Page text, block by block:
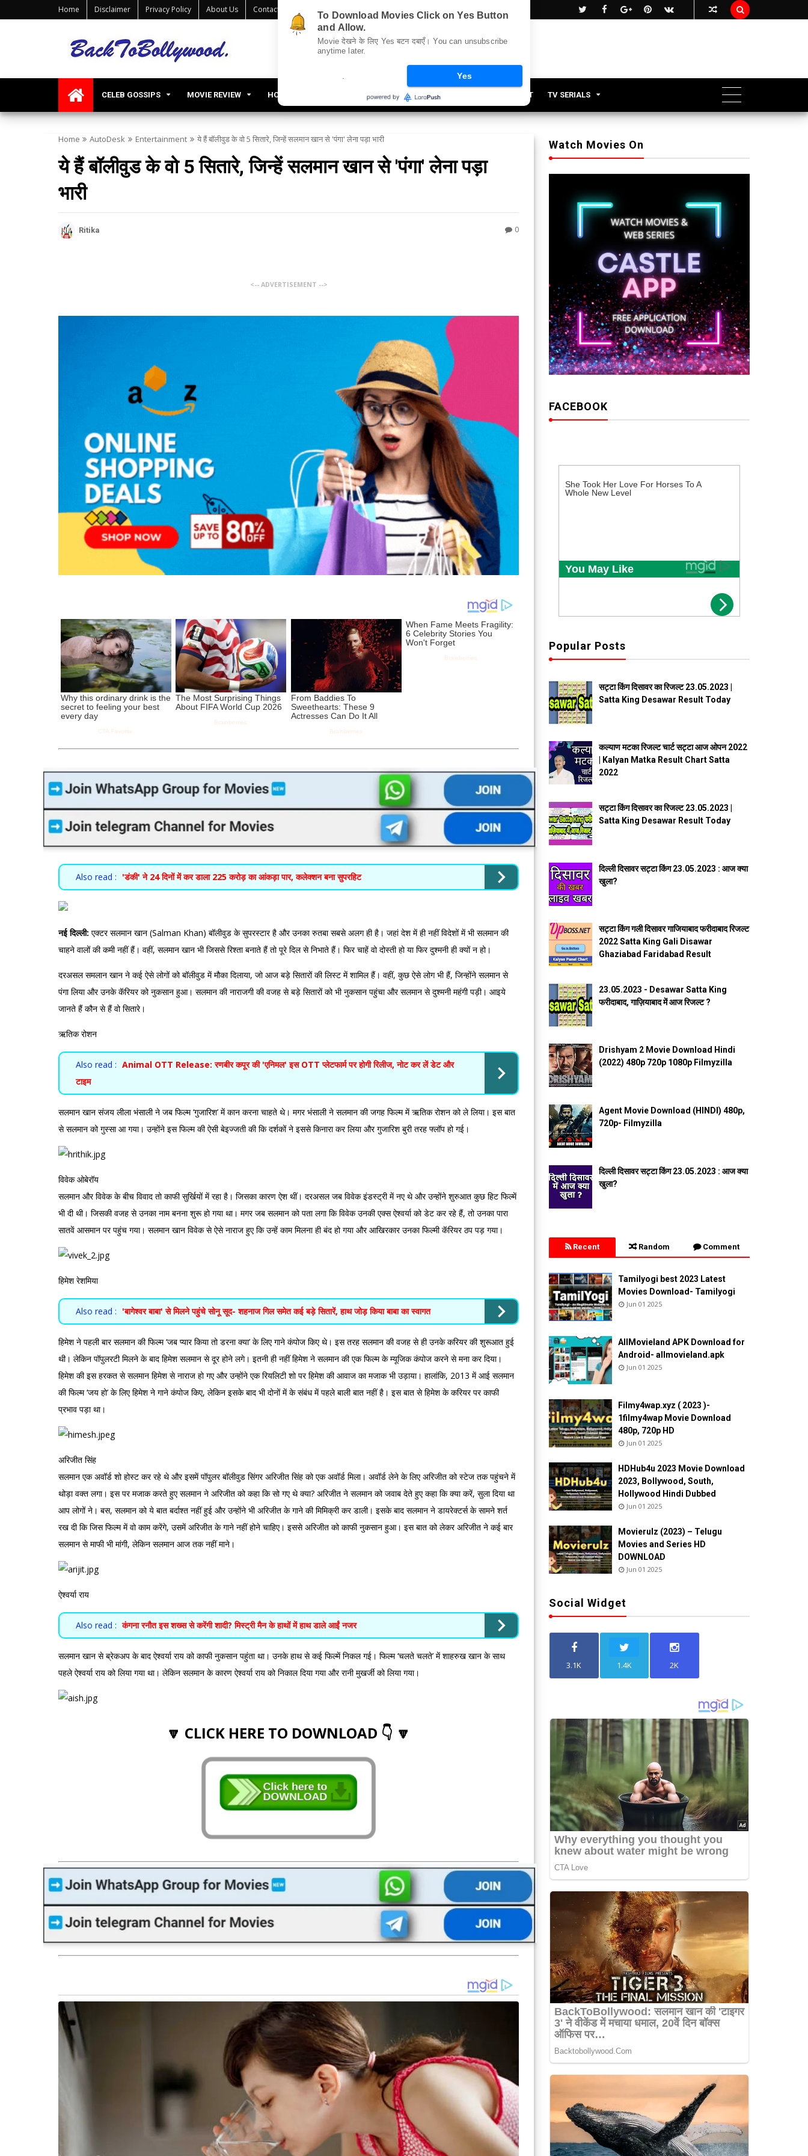
Home Disclaimer Privacy Policy About Us Contact Us Sitemap 
CELEB GOSSIPS MOVIE REVIEW HOLLYWOOD UPDATES LIFESTYLE OFFBEAT TV SERIALS
Home AutoDesk Entertainment ये हैं बॉलीवुड के वो 5 सितारे, जिन्‍हें सलमान खान से 'पंगा' लेना पड़ा भारी
ये हैं बॉलीवुड के वो 5 सितारे, जिन्‍हें सलमान खान से 'पंगा' लेना पड़ा
भारी
Ritika 0
<-- ADVERTISEMENT -->
Also read : 'डंकी' ने 24 दिनों में कर डाला 225 करोड़ का आंकड़ा पार, कलेक्शन बना सुपरहिट
नई दिल्ली: एक्टर सलमान खान (Salman Khan) बॉलीवुड के सुपरस्टार है और उनका रुतबा सबसे अलग ही है। जहां देश में ही नहीं विदेशों में भी सलमान की
चाहने वालों की कमी नहीं हैं। वहीं, सलमान खान भी जिससे रिश्ता बनाते हैं तो पूरे दिल से निभाते हैं। फिर चाहें वो दोस्ती हो या फिर दुश्मनी ही क्यों न हो।
दरअसल समलान खान ने कई ऐसे लोगों को बॉलीवुड में मौका दिलाया, जो आज बड़े सितारों की लिस्‍ट में शामिल हैं। वहीं, कुछ ऐसे लोग भी हैं, जिन्‍होंने सलमान से
पंगा लिया और उनके कॅरियर को नुकसान हुआ। सलमान की नाराजगी की वजह से बड़े सितारों को भी नुकसान पहुंचा और सलमान से दुश्‍मनी महंगी पड़ी। आइये
जानते हैं कौन से हैं वो सितारे।
ऋतिक रोशन
Also read : Animal OTT Release: रणबीर कपूर की 'एनिमल' इस OTT प्लेटफार्म पर होगी रिलीज, नोट कर लें डेट और
टाइम
सलमान खान संजय लीला भंसाली ने जब फिल्म ‘गुजारिश’ में कान करना चाहते थे। मगर भंसाली ने सलमान की जगह फिल्म में ऋतिक रोशन को ले लिया। इस बात
से सलमान को गुस्सा आ गया। उन्होंने इस फिल्म की ऐसी बेइज्‍जती की कि दर्शकों ने इससे किनारा कर लिया और गुजारिश बुरी तरह फ्लॉप हो गई।
विवेक ओबेरॉय
सलमान और विवेक के बीच विवाद तो काफी सुर्खियों में रहा है। जिसका कारण ऐश थीं। दरअसल जब विवेक इंडस्ट्री में नए थे और उन्होंने शुरुआत कुछ हिट फिल्में
भी दी थी। जिसकी वजह से उनका नाम बनना शुरू हो गया था। मगर जब सलमान को पता लगा कि विवेक उनकी एक्स ऐश्वर्या को डेट कर रहे हैं, तो उनका पारा
सातवें आसमान पर पहुंच गया। सलमान खान विवेक से ऐसे नाराज हुए कि उन्‍हें काम मिलना ही बंद हो गया और आखिरकार उनका फिल्‍मी कॅरियर ठप पड़ गया।
हिमेश रेशमिया
Also read : 'बागेश्वर बाबा' से मिलने पहुंचे सोनू सूद- शहनाज गिल समेत कई बड़े सितारें, हाथ जोड़ किया बाबा का स्वागत
हिमेश ने पहली बार सलमान की फिल्म ‘जब प्यार किया तो डरना क्या’ के लिए गाने कंपोज किए थे। इस तरह सलमान की वजह से ही उनके करियर की शुरूआत हुई
थी। लेकिन पॉपुलरटी मिलने के बाद हिमेश सलमान से दूर होने लगे। इतनी ही नहीं हिमेश ने सलमान की एक फिल्म के म्यूजिक कंपोज करने से मना कर दिया।
हिमेश की इस हरकत से सलमान हिमेश से नाराज हो गए और उन्होंने एक रियलिटी शो पर हिमेश की आवाज का मजाक भी उड़ाया। हालांकि, 2013 में आई सलमान
की फिल्म ‘जय हो’ के लिए हिमेश ने गाने कंपोज किए, लेकिन इसके बाद भी दोनों में के संबंध में पहले बाली बात नहीं है। इस बात से हिमेश के करियर पर काफी
प्रभाव पड़ा था।
अरिजीत सिंह
सलमान एक अवॉर्ड शो होस्ट कर रहे थे और इसमें पॉपुलर बॉलीवुड सिंगर अरिजीत सिंह को एक अवॉर्ड मिला। अवॉर्ड लेने के लिए अरिजीत को स्टेज तक पहुंचने में
थोड़ा वक्‍त लगा। इस पर मजाक करते हुए सलमान ने अरिजीत को कहा कि सो गए थे क्या? अरिजीत ने सलमान को जवाब देते हुए कहा कि क्या करें, सुला दिया था
आप लोगों ने। बस, सलमान को ये बात बर्दाश्त नहीं हुई और उन्होंने भी अरिजीत के गाने की मिमिक्री कर डाली। इसके बाद सलमान ने डायरेक्टर्स के सामने शर्त
रख दी कि जिस फिल्म में वो काम करेंगे, उसमें अरिजीत के गाने नहीं होने चाहिए। इससे अरिजीत को काफी नुकसान हुआ। इस बात को लेकर अरिजीत ने कई बार
सलमान से माफी भी मांगी, लेकिन सलमान आज तक नहीं माने।
ऐश्वर्या राय
Also read : कंगना रनौत इस शख्स से करेंगी शादी? मिस्ट्री मैन के हाथों में हाथ डाले आईं नजर
सलमान खान से ब्रेकअप के बाद ऐश्वर्या राय को काफी नुकसान पहुंता था। उनके हाथ से कई फिल्में निकल गई। फिल्म ‘चलते चलते’ में शाहरुख खान के साथ
पहले ऐश्वर्या राय को लिया गया था। लेकिन सलमान के कारण ऐश्वर्या राय को निकाल दिया गया और रानी मुखर्जी को लिया गया।
🔽 CLICK HERE TO DOWNLOAD 👇 🔽
Watch Movies On
FACEBOOK
Popular Posts
सट्टा किंग दिसावर का रिजल्ट 23.05.2023 |
Satta King Desawar Result Today
कल्याण मटका रिजल्ट चार्ट सट्टा आज ओपन 2022
| Kalyan Matka Result Chart Satta
2022
सट्टा किंग दिसावर का रिजल्ट 23.05.2023 |
Satta King Desawar Result Today
दिल्ली दिसावर सट्टा किंग 23.05.2023 : आज क्या
खुला?
सट्टा किंग गली दिसावर गाजियाबाद फरीदाबाद रिजल्ट
2022 Satta King Gali Disawar
Ghaziabad Faridabad Result
23.05.2023 - Desawar Satta King
फरीदाबाद, गाज़ियाबाद में आज रिजल्ट ?
Drishyam 2 Movie Download Hindi
(2022) 480p 720p 1080p Filmyzilla
Agent Movie Download (HINDI) 480p,
720p- Filmyzilla
दिल्ली दिसावर सट्टा किंग 23.05.2023 : आज क्या
खुला?
Recent Random Comment
Tamilyogi best 2023 Latest
Movies Download- Tamilyogi
Jun 01 2025
AllMovieland APK Download for
Android- allmovieland.apk
Jun 01 2025
Filmy4wap.xyz ( 2023 )-
1filmy4wap Movie Download
480p, 720p HD
Jun 01 2025
HDHub4u 2023 Movie Download
2023, Bollywood, South,
Hollywood Hindi Dubbed
Jun 01 2025
Movierulz (2023) – Telugu
Movies and Series HD
DOWNLOAD
Jun 01 2025
Social Widget
3.1K 1.4K 2K
To Download Movies Click on Yes Button
and Allow.
Movie देखने के लिए Yes बटन दबाएँ। You can unsubscribe
anytime later.
Yes